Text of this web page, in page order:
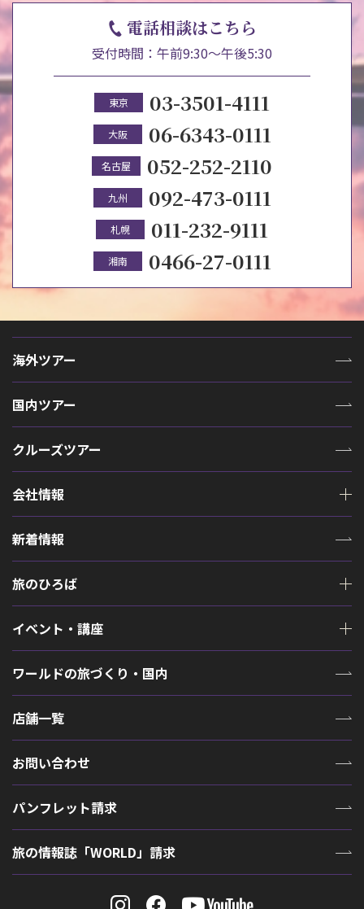
電話相談はこちら
受付時間：午前9:30～午後5:30
東京 03-3501-4111
大阪 06-6343-0111
名古屋 052-252-2110
九州 092-473-0111
札幌 011-232-9111
湘南 0466-27-0111
海外ツアー
国内ツアー
クルーズツアー
会社情報
新着情報
旅のひろば
イベント・講座
ワールドの旅づくり・国内
店舗一覧
お問い合わせ
パンフレット請求
旅の情報誌「WORLD」請求